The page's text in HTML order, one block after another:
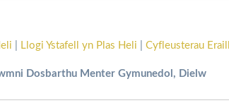
Llogi Ystafell yn Plas Heli Cyfleusterau Eraill
Dosbarthu Menter Gymunedol, Dielw